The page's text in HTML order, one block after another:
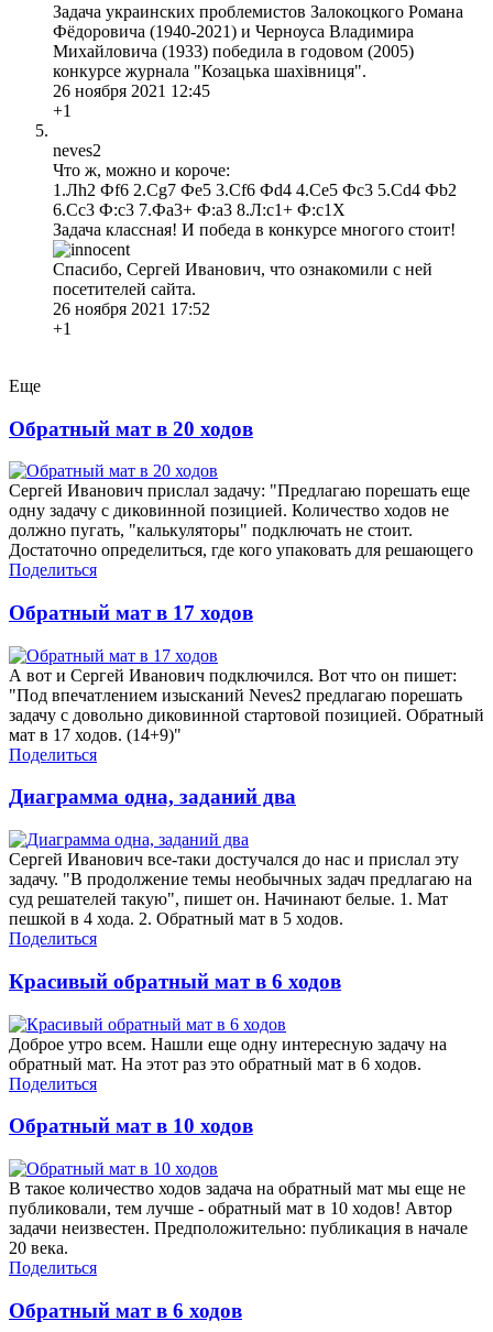
Задача украинских проблемистов Залокоцкого Романа
Фёдоровича (1940-2021) и Черноуса Владимира
Михайловича (1933) победила в годовом (2005)
конкурсе журнала "Козацька шахівниця".
26 ноября 2021 12:45
+1
neves2
Что ж, можно и короче:
1.Лh2 Фf6 2.Сg7 Фe5 3.Сf6 Фd4 4.Сe5 Фc3 5.Сd4 Фb2
6.Сc3 Ф:c3 7.Фa3+ Ф:a3 8.Л:c1+ Ф:c1X
Задача классная! И победа в конкурсе многого стоит!
Спасибо, Сергей Иванович, что ознакомили с ней
посетителей сайта.
26 ноября 2021 17:52
+1
Еще
Обратный мат в 20 ходов
Сергей Иванович прислал задачу: "Предлагаю порешать еще
одну задачу с диковинной позицией. Количество ходов не
должно пугать, "калькуляторы" подключать не стоит.
Достаточно определиться, где кого упаковать для решающего
Поделиться
Обратный мат в 17 ходов
А вот и Сергей Иванович подключился. Вот что он пишет:
"Под впечатлением изысканий Neves2 предлагаю порешать
задачу с довольно диковинной стартовой позицией. Обратный
мат в 17 ходов. (14+9)"
Поделиться
Диаграмма одна, заданий два
Сергей Иванович все-таки достучался до нас и прислал эту
задачу. "В продолжение темы необычных задач предлагаю на
суд решателей такую", пишет он. Начинают белые. 1. Мат
пешкой в 4 хода. 2. Обратный мат в 5 ходов.
Поделиться
Красивый обратный мат в 6 ходов
Доброе утро всем. Нашли еще одну интересную задачу на
обратный мат. На этот раз это обратный мат в 6 ходов.
Поделиться
Обратный мат в 10 ходов
В такое количество ходов задача на обратный мат мы еще не
публиковали, тем лучше - обратный мат в 10 ходов! Автор
задачи неизвестен. Предположительно: публикация в начале
20 века.
Поделиться
Обратный мат в 6 ходов